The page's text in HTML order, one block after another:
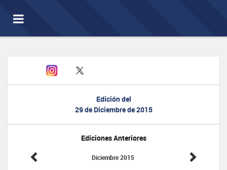
Toggle
navigation
Edición del
29 de Diciembre de 2015
Ediciones Anteriores
Diciembre 2015